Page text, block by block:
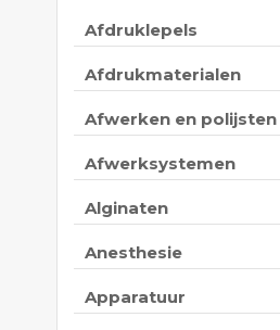
Afdruklepels
Afdrukmaterialen
Afwerken en polijsten
Afwerksystemen
Alginaten
Anesthesie
Apparatuur